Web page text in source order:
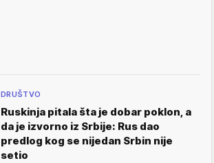
DRUŠTVO
Ruskinja pitala šta je dobar poklon, a
da je izvorno iz Srbije: Rus dao
predlog kog se nijedan Srbin nije
setio